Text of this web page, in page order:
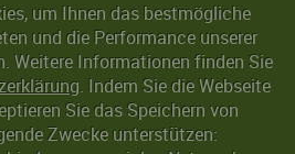
um Ihnen das bestmögliche
und die Performance unserer
Weitere Informationen finden Sie
. Indem Sie die Webseite
Sie das Speichern von
Zwecke unterstützen: